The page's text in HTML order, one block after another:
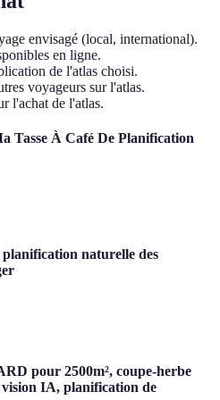
envisagé (local, international).
en ligne.
de l'atlas choisi.
voyageurs sur l'atlas.
l'achat de l'atlas.
Tasse À Café De Planification
naturelle des
pour 2500m², coupe-herbe
IA, planification de